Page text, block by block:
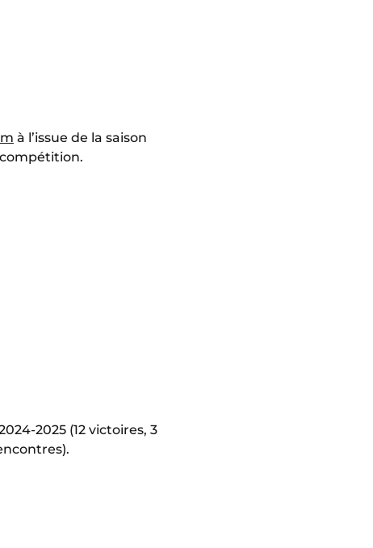
à l’issue de la saison
2025 (12 victoires, 3